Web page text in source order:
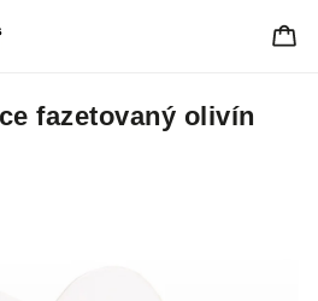
fazetovaný olivín